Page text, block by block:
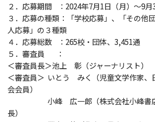
２．応募期間 ：2024年7月1日（月）～9月
３．応募の種類：「学校応募」、「その他
人応募」の３種類
４．応募総数 ：265校・団体、3,451通
５．審査員 ：
＜審査員長＞池上 彰（ジャーナリスト）
＜審査員＞ いとう みく（児童文学作家、
会会員）
小峰 広一郎（株式会社小峰書店
長）